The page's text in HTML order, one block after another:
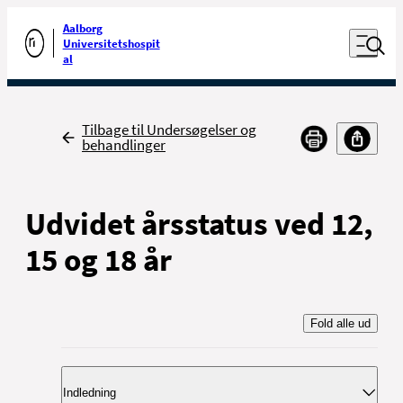
Gå til forsiden
Aalborg
Universitetshospit
al
Åben
Udfør søgning
Tilbage
Tilbage til Undersøgelser og
behandlinger
Udvidet årsstatus ved 12,
15 og 18 år
Fold alle ud
Indledning